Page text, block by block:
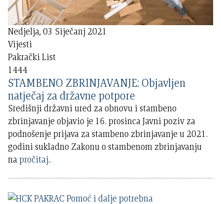
Nedjelja, 03 Siječanj 2021
Vijesti
Pakrački List
1444
STAMBENO ZBRINJAVANJE: Objavljen
natječaj za državne potpore
Središnji državni ured za obnovu i stambeno
zbrinjavanje objavio je 16. prosinca Javni poziv za
podnošenje prijava za stambeno zbrinjavanje u 2021.
godini sukladno Zakonu o stambenom zbrinjavanju
napročitaj..